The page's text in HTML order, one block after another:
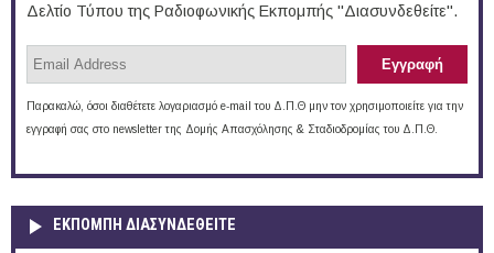
Δελτίο Τύπου της Ραδιοφωνικής Εκπομπής "Διασυνδεθείτε".
Παρακαλώ, όσοι διαθέτετε λογαριασμό e-mail του Δ.Π.Θ μην τον χρησιμοποιείτε για την
εγγραφή σας στο newsletter της Δομής Απασχόλησης & Σταδιοδρομίας του Δ.Π.Θ.
ΕΚΠΟΜΠΉ ΔΙΑΣΥΝΔΕΘΕΊΤΕ